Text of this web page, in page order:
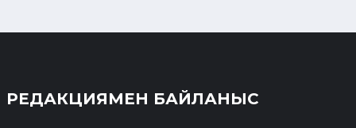
РЕДАКЦИЯМЕН БАЙЛАНЫС